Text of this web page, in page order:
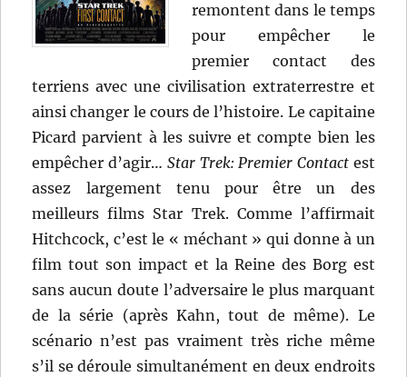
remontent dans le temps
pour empêcher le
premier contact des
terriens avec une civilisation extraterrestre et
ainsi changer le cours de l’histoire. Le capitaine
Picard parvient à les suivre et compte bien les
empêcher d’agir… Star Trek: Premier Contactest
assez largement tenu pour être un des
meilleurs films Star Trek. Comme l’affirmait
Hitchcock, c’est le « méchant » qui donne à un
film tout son impact et la Reine des Borg est
sans aucun doute l’adversaire le plus marquant
de la série (après Kahn, tout de même). Le
scénario n’est pas vraiment très riche même
s’il se déroule simultanément en deux endroits